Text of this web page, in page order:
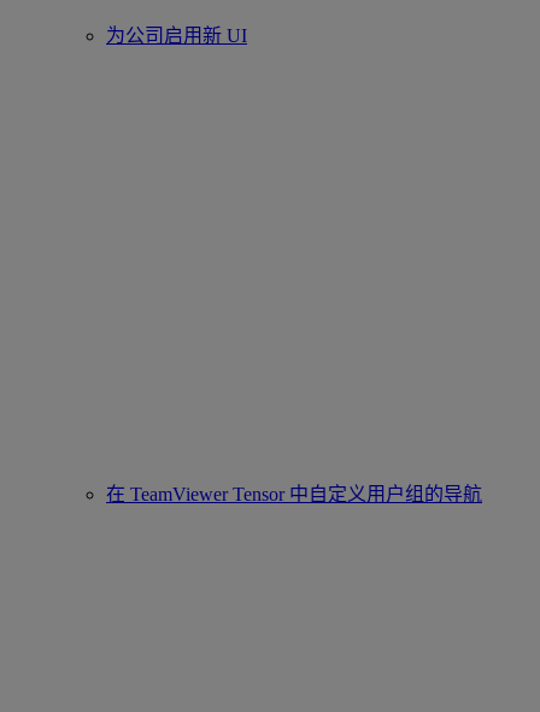
为公司启用新 UI
在 TeamViewer Tensor 中自定义用户组的导航